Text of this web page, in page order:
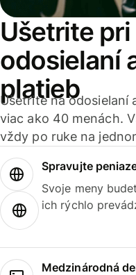
Ušetrite
odosielaní
platieb
Ušetrite na odosielaní
viac ako 40 menách.
vždy po ruke na
Spravujte
Svoje meny
ich rýchlo
Medzinárodná